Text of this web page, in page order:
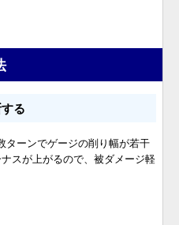
る
ターンでゲージの削り幅が若干
スが上がるので、被ダメージ軽